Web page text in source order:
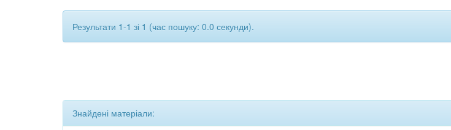
Результати 1-1 зі 1 (час пошуку: 0.0 секунди).
Знайдені матеріали: